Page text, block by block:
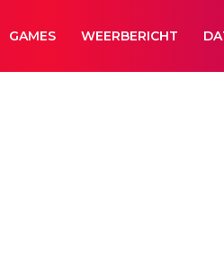
GAMES WEERBERICHT